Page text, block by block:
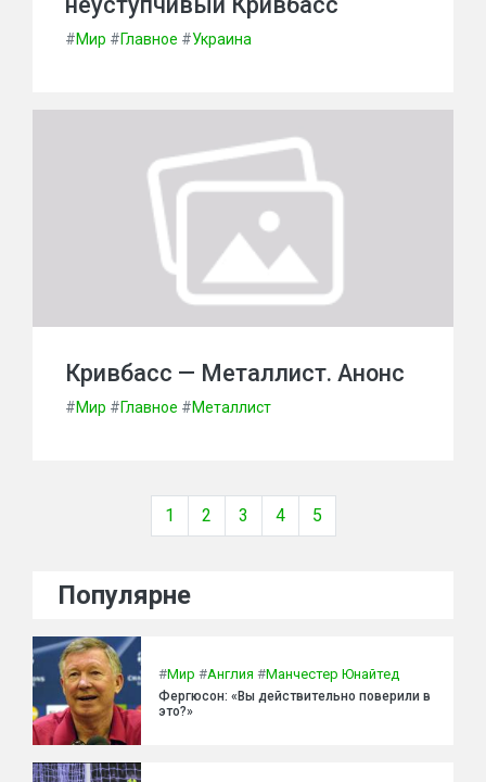
#Мир #Главное #Украина
Кривбасс — Металлист. Анонс
#Мир #Главное #Металлист
1 2 3 4 5
Популярне
#Мир #Англия #Манчестер Юнайтед
Фергюсон: «Вы действительно поверили в
это?»